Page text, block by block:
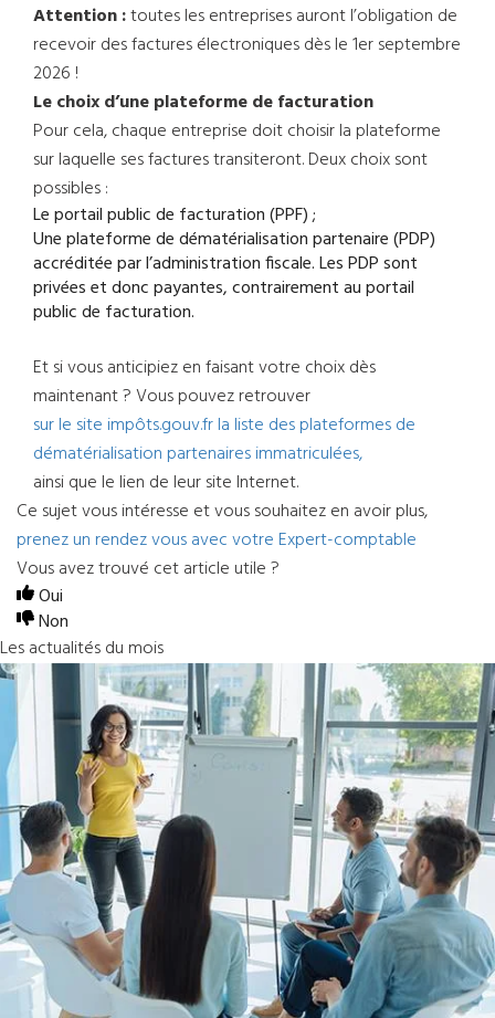
Attention :toutes les entreprises auront l’obligation de
recevoir des factures électroniques dès le 1er septembre
2026 !
Le choix d’une plateforme de facturation
Pour cela, chaque entreprise doit choisir la plateforme
sur laquelle ses factures transiteront. Deux choix sont
possibles :
Le portail public de facturation (PPF) ;
Une plateforme de dématérialisation partenaire (PDP)
accréditée par l’administration fiscale. Les PDP sont
privées et donc payantes, contrairement au portail
public de facturation.
Et si vous anticipiez en faisant votre choix dès
maintenant ? Vous pouvez retrouver
sur le site impôts.gouv.fr la liste des plateformes de
dématérialisation partenaires immatriculées,
ainsi que le lien de leur site Internet.
Ce sujet vous intéresse et vous souhaitez en avoir plus,
prenez un rendez vous avec votre Expert-comptable
Vous avez trouvé cet article utile ?
Oui
Non
Les actualités du mois